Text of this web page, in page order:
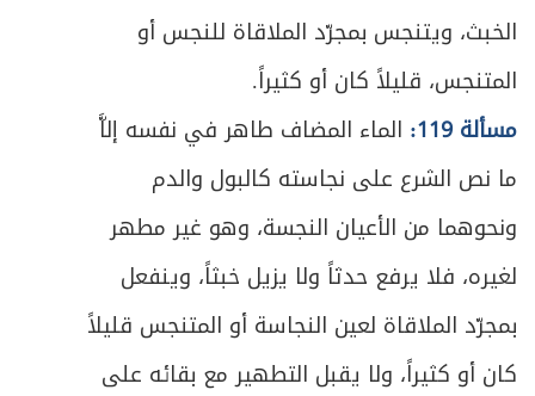
الخبث، ويتنجس بمجرّد الملاقاة للنجس أو
المتنجس، قليلاً كان أو كثيراً.
مسألة 119:
الماء المضاف طاهر في نفسه إلاَّ
ما نص الشرع على نجاسته كالبول والدم
ونحوهما من الأعيان النجسة، وهو غير مطهر
لغيره، فلا يرفع حدثاً ولا يزيل خبثاً، وينفعل
بمجرّد الملاقاة لعين النجاسة أو المتنجس قليلاً
كان أو كثيراً، ولا يقبل التطهير مع بقائه على